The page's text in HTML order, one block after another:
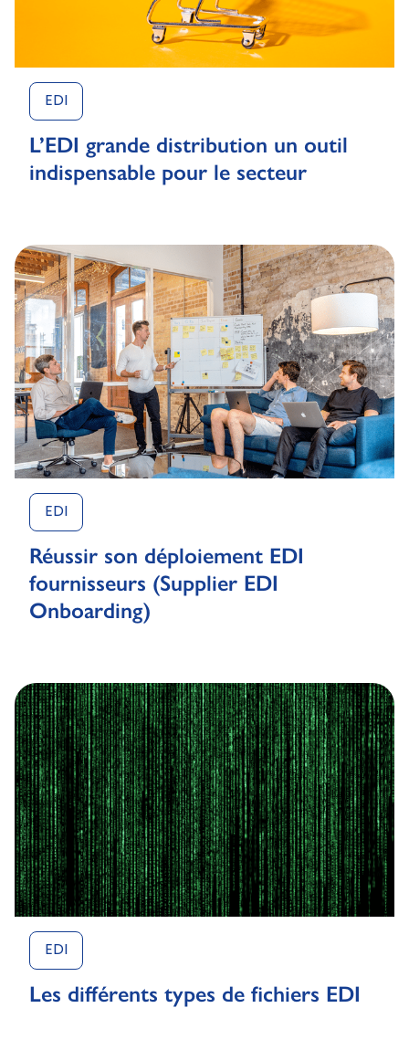
EDI
L’EDI grande distribution un outil
indispensable pour le secteur
EDI
Réussir son déploiement EDI
fournisseurs (Supplier EDI
Onboarding)
EDI
Les différents types de fichiers EDI